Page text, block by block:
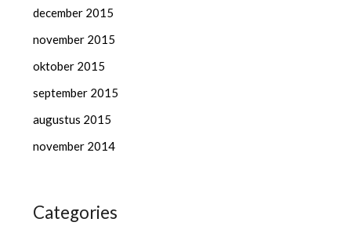
december 2015
november 2015
oktober 2015
september 2015
augustus 2015
november 2014
Categories